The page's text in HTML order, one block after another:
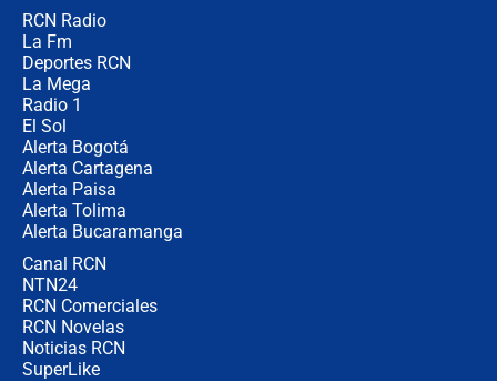
RCN Radio
La Fm
Deportes RCN
La Mega
Radio 1
El Sol
Alerta Bogotá
Alerta Cartagena
Alerta Paisa
Alerta Tolima
Alerta Bucaramanga
Canal RCN
NTN24
RCN Comerciales
RCN Novelas
Noticias RCN
SuperLike